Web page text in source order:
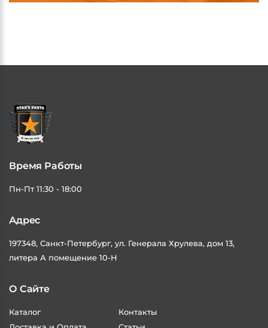
Время Работы
Пн-Пт 11:30 - 18:00
Адрес
197348, Санкт-Петербург, ул. Генерала Хрулева, дом 13,
литера А помещение 10-Н
О Сайте
Каталог
Контакты